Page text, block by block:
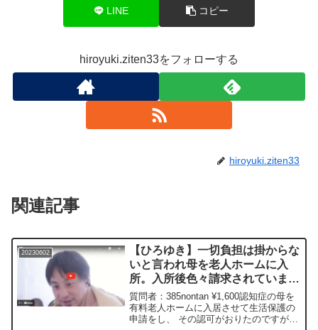
LINE コピー
hiroyuki.ziten33をフォローする
hiroyuki.ziten33
関連記事
20230602
【ひろゆき】一切負担は掛からな
いと言われ母を老人ホームに入
所。入所後色々請求されていま
す。退所して別の施設を探した方
がいいですか?ー ひろゆき切り
抜き 20230602
質問者：385nontan ¥1,600認知症の母を
有料老人ホームに入居させて生活保護の
申請をし、 その認可がおりたのですが、